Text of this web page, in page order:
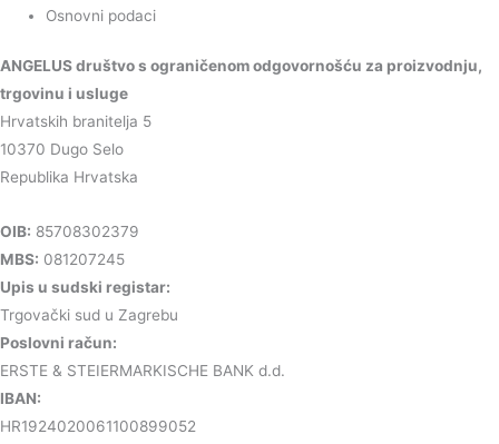
Osnovni podaci
ANGELUS društvo s ograničenom odgovornošću za proizvodnju,
trgovinu i usluge
Hrvatskih branitelja 5
10370 Dugo Selo
Republika Hrvatska
OIB: 85708302379
MBS: 081207245
Upis u sudski registar:
Trgovački sud u Zagrebu
Poslovni račun:
ERSTE & STEIERMARKISCHE BANK d.d.
IBAN:
HR1924020061100899052